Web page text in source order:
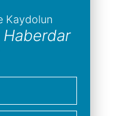
Kaydolun